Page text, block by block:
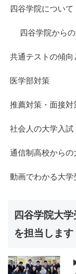
四谷学院について
四谷学院から
共通テストの傾向
医学部対策
推薦対策・面接対
社会人の大学入試
通信制高校からの
動画でわかる大学
四谷学院大
を担当します